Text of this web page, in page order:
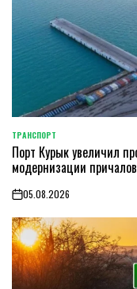
POSTED
IN
ТРАНСПОРТ
Порт Курык увеличил
модернизации причалов
on05.08.2026